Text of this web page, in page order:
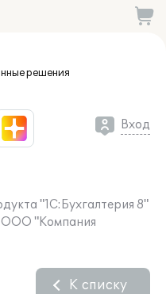
решения
Вход
"1С:Бухгалтерия 8"
ООО "Компания
К списку